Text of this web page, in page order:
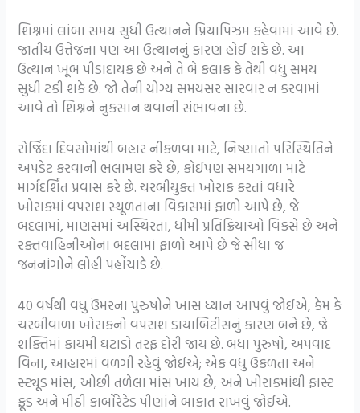
શિશ્નમાં લાંબા સમય સુધી ઉત્થાનને પ્રિયાપિઝમ કહેવામાં આવે છે.
જાતીય ઉત્તેજના પણ આ ઉત્થાનનું કારણ હોઈ શકે છે. આ
ઉત્થાન ખૂબ પીડાદાયક છે અને તે બે કલાક કે તેથી વધુ સમય
સુધી ટકી શકે છે. જો તેની યોગ્ય સમયસર સારવાર ન કરવામાં
આવે તો શિશ્નને નુકસાન થવાની સંભાવના છે.
રોજિંદા દિવસોમાંથી બહાર નીકળવા માટે, નિષ્ણાતો પરિસ્થિતિને
અપડેટ કરવાની ભલામણ કરે છે, કોઈપણ સમયગાળા માટે
માર્ગદર્શિત પ્રવાસ કરે છે. ચરબીયુક્ત ખોરાક કરતાં વધારે
ખોરાકમાં વપરાશ સ્થૂળતાના વિકાસમાં ફાળો આપે છે, જે
બદલામાં, માણસમાં અસ્થિરતા, ધીમી પ્રતિક્રિયાઓ વિકસે છે અને
રક્તવાહિનીઓના બદલામાં ફાળો આપે છે જે સીધા જ
જનનાંગોને લોહી પહોંચાડે છે.
40 વર્ષથી વધુ ઉંમરના પુરુષોને ખાસ ધ્યાન આપવું જોઈએ, કેમ કે
ચરબીવાળા ખોરાકનો વપરાશ ડાયાબિટીસનું કારણ બને છે, જે
શક્તિમાં કાયમી ઘટાડો તરફ દોરી જાય છે. બધા પુરુષો, અપવાદ
વિના, આહારમાં વળગી રહેવું જોઈએ; એક વધુ ઉકળતા અને
સ્ટ્યૂડ માંસ, ઓછી તળેલા માંસ ખાય છે, અને ખોરાકમાંથી ફાસ્ટ
ફૂડ અને મીઠી કાર્બોરેટેડ પીણાંને બાકાત રાખવું જોઈએ.